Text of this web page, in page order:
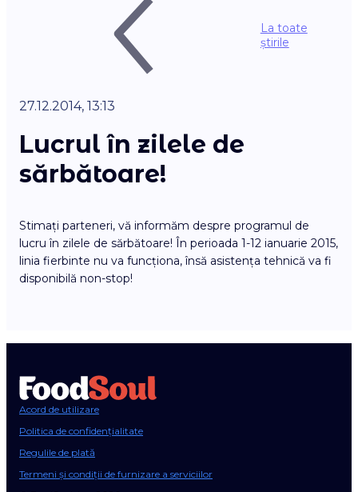
La toate
știrile
27.12.2014, 13:13
Lucrul în zilele de
sărbătoare!
Stimați parteneri, vă informăm despre programul de
lucru în zilele de sărbătoare! În perioada 1-12 ianuarie 2015,
linia fierbinte nu va funcționa, însă asistența tehnică va fi
disponibilă non-stop!
Acord de utilizare
Politica de confidențialitate
Regulile de plată
Termeni și condiții de furnizare a serviciilor